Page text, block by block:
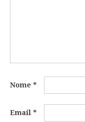
Nome *
Email *